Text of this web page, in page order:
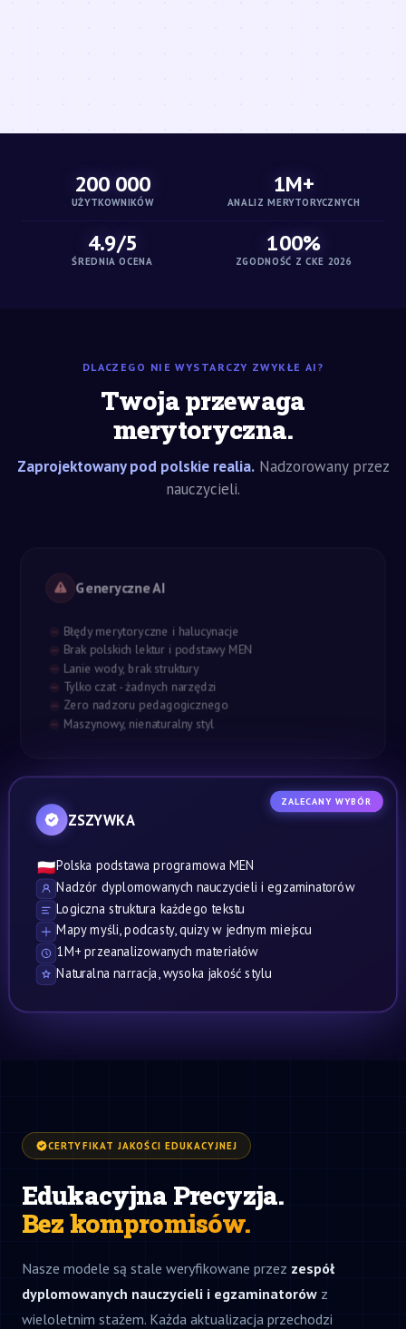
200 000
UŻYTKOWNIKÓW
1M+
ANALIZ MERYTORYCZNYCH
4.9/5
ŚREDNIA OCENA
100%
ZGODNOŚĆ Z CKE 2026
DLACZEGO NIE WYSTARCZY ZWYKŁE AI?
Twoja przewaga
merytoryczna.
Zaprojektowany pod polskie realia.Nadzorowany przez
nauczycieli.
Generyczne AI
Błędy merytoryczne i halucynacje
Brak polskich lektur i podstawy MEN
Lanie wody, brak struktury
Tylko czat - żadnych narzędzi
Zero nadzoru pedagogicznego
Maszynowy, nienaturalny styl
ZALECANY WYBÓR
ZSZYWKA
🇵🇱Polska podstawa programowa MEN
Nadzór dyplomowanych nauczycieli i egzaminatorów
Logiczna struktura każdego tekstu
Mapy myśli, podcasty, quizy w jednym miejscu
1M+ przeanalizowanych materiałów
Naturalna narracja, wysoka jakość stylu
CERTYFIKAT JAKOŚCI EDUKACYJNEJ
Edukacyjna Precyzja.
Bez kompromisów.
Nasze modele są stale weryfikowane przez zespół
dyplomowanych nauczycieli i egzaminatorów z
wieloletnim stażem. Każda aktualizacja przechodzi